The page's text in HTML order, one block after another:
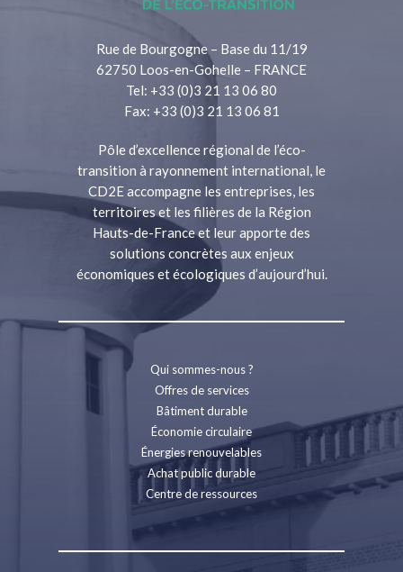
Rue de Bourgogne – Base du 11/19
62750 Loos-en-Gohelle – FRANCE
Tel: +33 (0)3 21 13 06 80
Fax: +33 (0)3 21 13 06 81
Pôle d’excellence régional de l’éco-
transition à rayonnement international, le
CD2E accompagne les entreprises, les
territoires et les filières de la Région
Hauts-de-France et leur apporte des
solutions concrètes aux enjeux
économiques et écologiques d’aujourd’hui.
Qui sommes-nous ?
Offres de services
Bâtiment durable
Économie circulaire
Énergies renouvelables
Achat public durable
Centre de ressources